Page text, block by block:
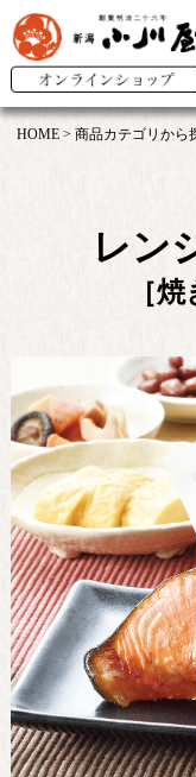
HOME 商品カテゴリから
レン
［